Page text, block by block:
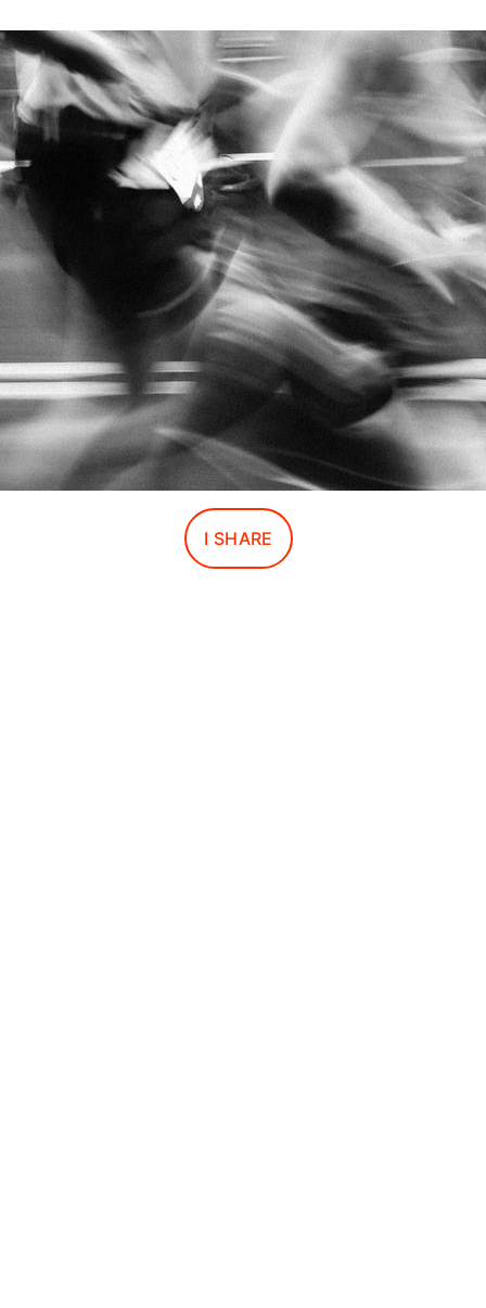
I SHARE